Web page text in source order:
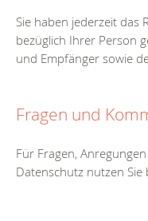
Sie haben jederzeit das
bezüglich Ihrer Person
und Empfänger sowie
Fragen und
Für Fragen,
Datenschutz nutzen Sie